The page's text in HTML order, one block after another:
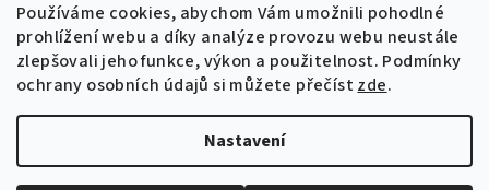
Používáme cookies, abychom Vám umožnili pohodlné
prohlížení webu a díky analýze provozu webu neustále
zlepšovali jeho funkce, výkon a použitelnost. Podmínky
ochrany osobních údajů si můžete přečíst zde.
Nastavení
Možnosti úhrady